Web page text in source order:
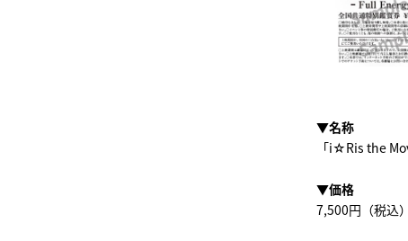
▼名称
「i☆Ris the
▼価格
7,500円（税込）